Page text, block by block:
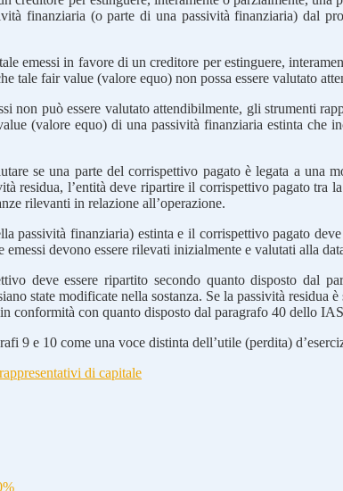
finanziaria (o parte di una passività finanziaria) dal
emessi in favore di un creditore per estinguere,
tale fair value (valore equo) non possa essere valutato
non può essere valutato attendibilmente, gli strumenti
(valore equo) di una passività finanziaria estinta che
se una parte del corrispettivo pagato è legata a una
l’entità deve ripartire il corrispettivo pagato tra
rilevanti in relazione all’operazione.
finanziaria) estinta e il corrispettivo pagato
devono essere rilevati inizialmente e valutati alla
deve essere ripartito secondo quanto disposto dal
state modificate nella sostanza. Se la passività residua
conformità con quanto disposto dal paragrafo 40 dello
9 e 10 come una voce distinta dell’utile (perdita)
di capitale